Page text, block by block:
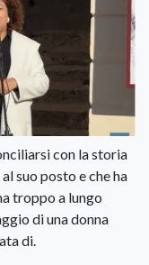
con la storia
suo posto e che ha
troppo a lungo
di una donna
di.